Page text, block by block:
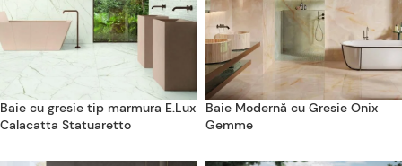
Baie cu gresie tip marmura E.Lux
Calacatta Statuaretto
Baie Modernă cu Gresie Onix
Gemme